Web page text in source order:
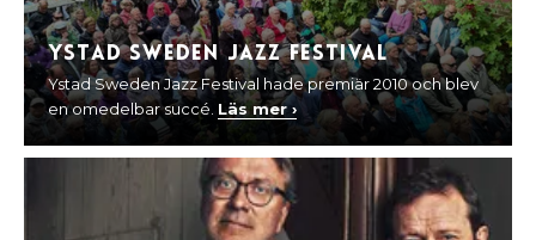
Ystad Sweden Jazz Festival
Ystad Sweden Jazz Festival hade premiär 2010 och blev
en omedelbar succé. Läs mer ›